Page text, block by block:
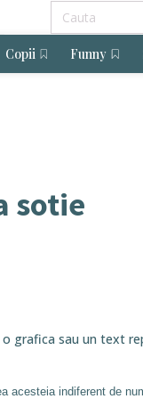
Copii Funny
sotie
grafica sau un text
acesteia indiferent de